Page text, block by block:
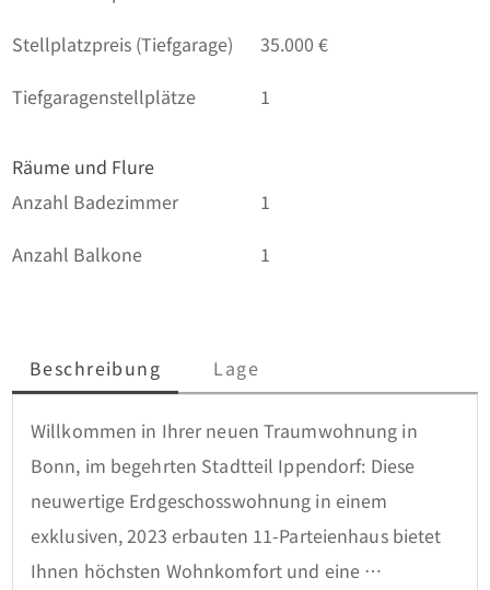
Stellplatzpreis (Tiefgarage)
35.000 €
Tiefgaragenstellplätze
1
Räume und Flure
Anzahl Badezimmer
1
Anzahl Balkone
1
Beschreibung Lage
Willkommen in Ihrer neuen Traumwohnung in
Bonn, im begehrten Stadtteil Ippendorf: Diese
neuwertige Erdgeschosswohnung in einem
exklusiven, 2023 erbauten 11-Parteienhaus bietet
Ihnen höchsten Wohnkomfort und eine